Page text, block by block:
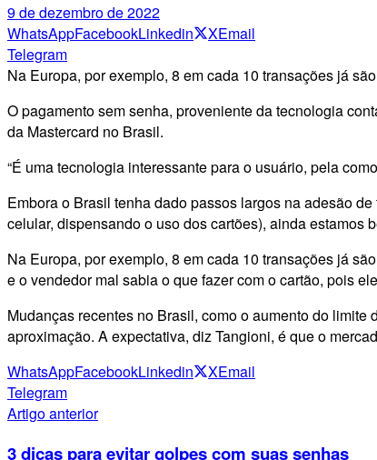
9 de dezembro de 2022
WhatsAppFacebookLinkedin XEmail
Telegram
Na Europa, por exemplo, 8 em cada 10 transações já
O pagamento sem senha, proveniente da tecnologia
da Mastercard no Brasil.
“É uma tecnologia interessante para o usuário, pela
Embora o Brasil tenha dado passos largos na adesão
celular, dispensando o uso dos cartões), ainda estamos
Na Europa, por exemplo, 8 em cada 10 transações já
e o vendedor mal sabia o que fazer com o cartão, pois
Mudanças recentes no Brasil, como o aumento do
aproximação. A expectativa, diz Tangioni, é que o
WhatsAppFacebookLinkedin XEmail
Telegram
Artigo anterior
3 dicas para evitar golpes com suas senhas